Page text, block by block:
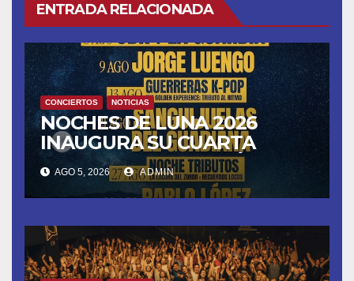
ENTRADA RELACIONADA
CONCIERTOS NOTICIAS
NOCHES DE LUNA 2026
INAUGURA SU CUARTA
TEMPORADA ESTE SÁBADO
8 CON OBK Y LA GUARDIA
AGO 5, 2026 ADMIN